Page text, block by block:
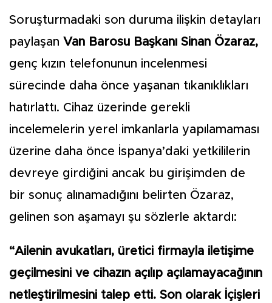
Soruşturmadaki son duruma ilişkin detayları
paylaşan Van Barosu Başkanı Sinan Özaraz,
genç kızın telefonunun incelenmesi
sürecinde daha önce yaşanan tıkanıklıkları
hatırlattı. Cihaz üzerinde gerekli
incelemelerin yerel imkanlarla yapılamaması
üzerine daha önce İspanya’daki yetkililerin
devreye girdiğini ancak bu girişimden de
bir sonuç alınamadığını belirten Özaraz,
gelinen son aşamayı şu sözlerle aktardı:
“Ailenin avukatları, üretici firmayla iletişime
geçilmesini ve cihazın açılıp açılamayacağının
netleştirilmesini talep etti. Son olarak İçişleri